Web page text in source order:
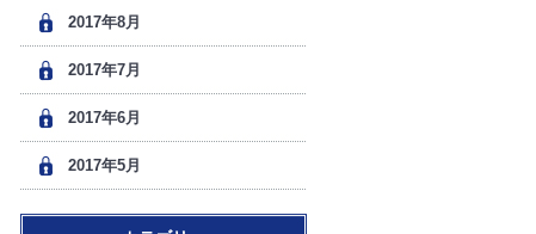
2017年8月
2017年7月
2017年6月
2017年5月